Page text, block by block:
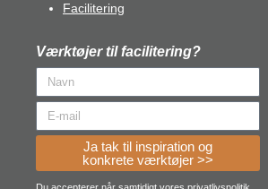
Facilitering
Værktøjer til facilitering?
Ja tak til inspiration og
konkrete værktøjer >>